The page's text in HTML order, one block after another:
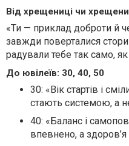
Від хрещениці чи
«Ти — приклад доброти й
завжди поверталися
радували тебе так само,
До ювілеїв: 30, 40, 50
30: «Вік стартів і
стають системою, а
40: «Баланс і
впевнено, а